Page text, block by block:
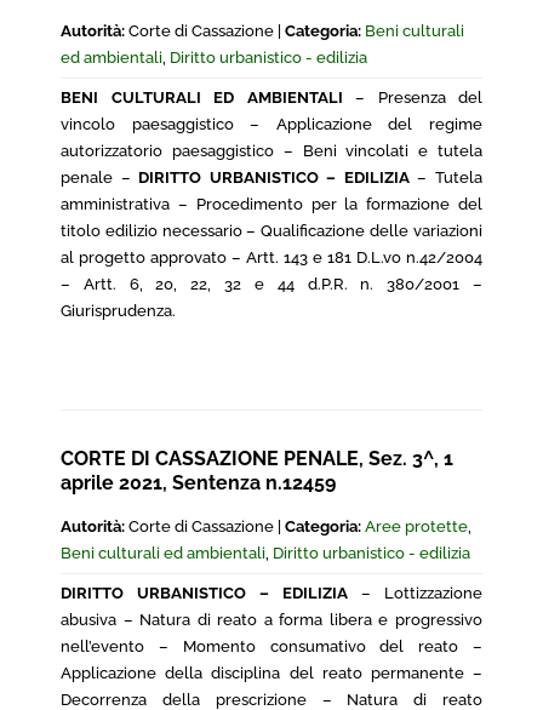
Autorità: Corte di Cassazione | Categoria: Beni culturali
ed ambientali, Diritto urbanistico - edilizia
BENI CULTURALI ED AMBIENTALI – Presenza del
vincolo paesaggistico – Applicazione del regime
autorizzatorio paesaggistico – Beni vincolati e tutela
penale – DIRITTO URBANISTICO – EDILIZIA– Tutela
amministrativa – Procedimento per la formazione del
titolo edilizio necessario – Qualificazione delle variazioni
al progetto approvato – Artt. 143 e 181 D.L.vo n.42/2004
– Artt. 6, 20, 22, 32 e 44 d.P.R. n. 380/2001 –
Giurisprudenza.
CORTE DI CASSAZIONE PENALE, Sez. 3^, 1
aprile 2021, Sentenza n.12459
Autorità: Corte di Cassazione | Categoria: Aree protette,
Beni culturali ed ambientali, Diritto urbanistico - edilizia
DIRITTO URBANISTICO – EDILIZIA – Lottizzazione
abusiva – Natura di reato a forma libera e progressivo
nell’evento – Momento consumativo del reato –
Applicazione della disciplina del reato permanente –
Decorrenza della prescrizione – Natura di reato